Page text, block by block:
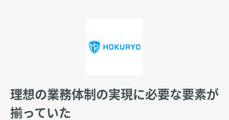
理想の業務体制の実現に必要な要素が
揃っていた